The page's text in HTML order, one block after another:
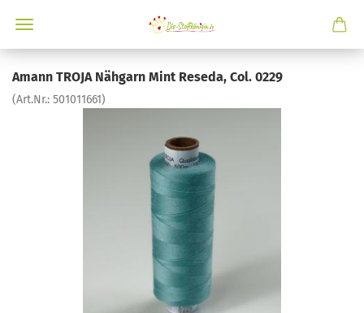
Amann TROJA Nähgarn Mint Reseda, Col. 0229
(Art.Nr.: 501011661)